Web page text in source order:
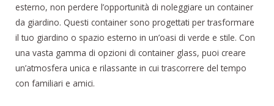
esterno, non perdere l’opportunità di noleggiare un container
da giardino. Questi container sono progettati per trasformare
il tuo giardino o spazio esterno in un’oasi di verde e stile. Con
una vasta gamma di opzioni di container glass, puoi creare
un’atmosfera unica e rilassante in cui trascorrere del tempo
con familiari e amici.